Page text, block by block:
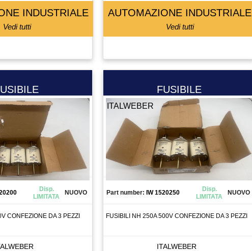
INDUSTRIALE
Vedi tutti
AUTOMAZIONE INDUSTRIALE
Vedi tutti
Disp.
LIMITATA
NUOVO
CONFEZIONE DA 3 PEZZI
FUSIBILE
ITALWEBER
Part number: IW 1520250
Disp.
LIMITATA
NUOVO
FUSIBILI NH 250A 500V CONFEZIONE DA 3 PEZZI
ITALWEBER